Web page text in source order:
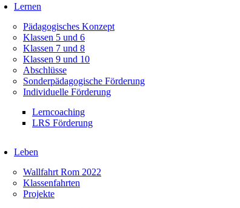
Lernen
Pädagogisches Konzept
Klassen 5 und 6
Klassen 7 und 8
Klassen 9 und 10
Abschlüsse
Sonderpädagogische Förderung
Individuelle Förderung
Lerncoaching
LRS Förderung
Leben
Wallfahrt Rom 2022
Klassenfahrten
Projekte